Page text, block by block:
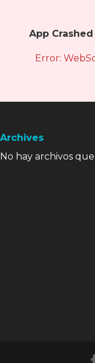
App Crashed
Error:
Archives
No hay archivos